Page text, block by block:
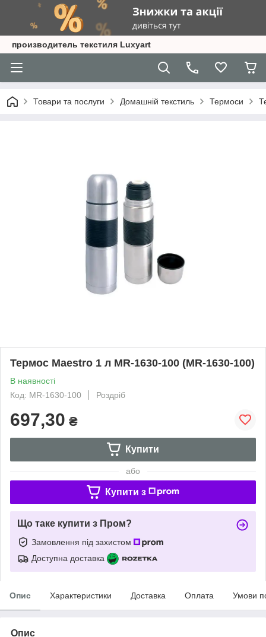
производитель текстиля Luxyart
Товари та послуги Домашній текстиль Термоси
Термос Maestro 1 л MR-1630-100 (MR-1630-100)
В наявності
Код: MR-1630-100
Роздріб
697,30 ₴
Купити
або
Купити з
Що таке купити з Пром?
Замовлення під захистом
Доступна доставка
Опис Характеристики Доставка Оплата Умови
Опис